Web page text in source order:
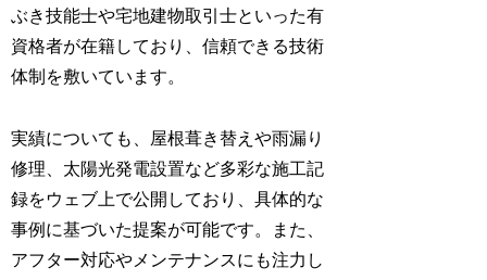
ぶき技能士や宅地建物取引士といった有
資格者が在籍しており、信頼できる技術
体制を敷いています。
実績についても、屋根葺き替えや雨漏り
修理、太陽光発電設置など多彩な施工記
録をウェブ上で公開しており、具体的な
事例に基づいた提案が可能です。また、
アフター対応やメンテナンスにも注力し